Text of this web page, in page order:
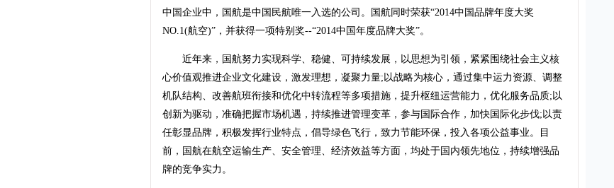
中国企业中，国航是中国民航唯一入选的公司。国航同时荣获“2014中国品牌年度大奖
NO.1(航空)”，并获得一项特别奖--“2014中国年度品牌大奖”。
近年来，国航努力实现科学、稳健、可持续发展，以思想为引领，紧紧围绕社会主义核
心价值观推进企业文化建设，激发理想，凝聚力量;以战略为核心，通过集中运力资源、调整
机队结构、改善航班衔接和优化中转流程等多项措施，提升枢纽运营能力，优化服务品质;以
创新为驱动，准确把握市场机遇，持续推进管理变革，参与国际合作，加快国际化步伐;以责
任彰显品牌，积极发挥行业特点，倡导绿色飞行，致力节能环保，投入各项公益事业。目
前，国航在航空运输生产、安全管理、经济效益等方面，均处于国内领先地位，持续增强品
牌的竞争实力。